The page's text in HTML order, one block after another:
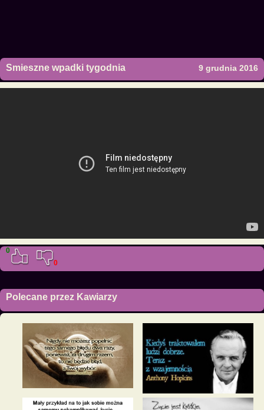
Smieszne wpadki tygodnia 9 grudnia 2016
0
0
Polecane przez Kawiarzy